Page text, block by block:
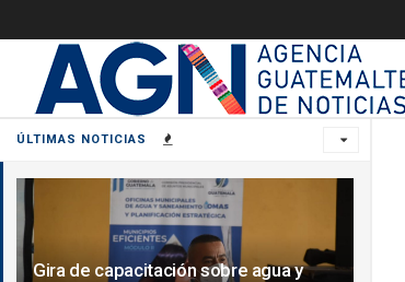
ÚLTIMAS NOTICIAS
Gira de capacitación sobre agua y